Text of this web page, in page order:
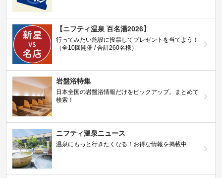
【ニフティ温泉 百名湯2026】
行ってみたい施設に投票してプレゼントを当てよう！
（全10回開催 / 合計260名様）
岩盤浴特集
日本全国の岩盤浴情報だけをピックアップ。まとめて
検索！
ニフティ温泉ニュース
温泉にもっと行きたくなる！お得な情報を掲載中